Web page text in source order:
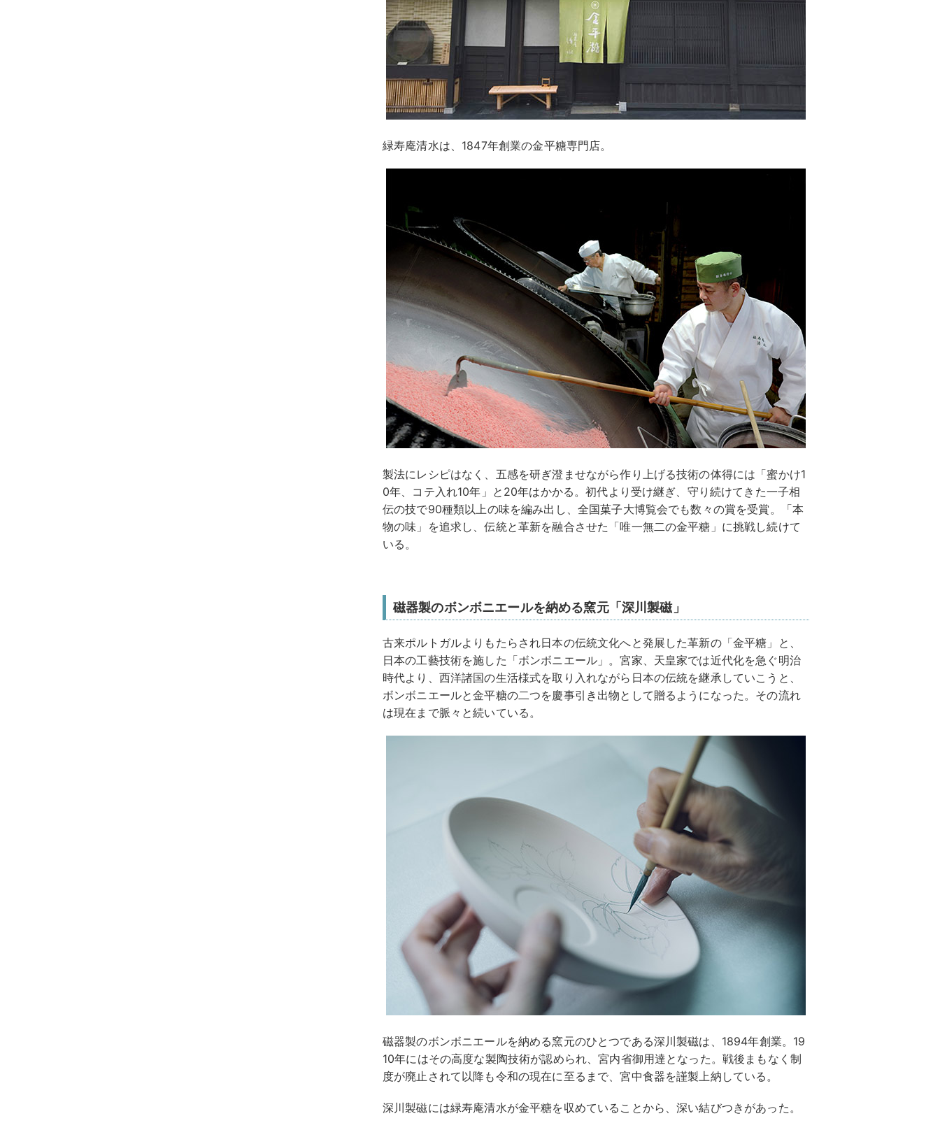
緑寿庵清水は、1847年創業の金平糖専門店。
製法にレシピはなく、五感を研ぎ澄ませながら作り上げる技術の体得には「蜜かけ1
0年、コテ入れ10年」と20年はかかる。初代より受け継ぎ、守り続けてきた一子相
伝の技で90種類以上の味を編み出し、全国菓子大博覧会でも数々の賞を受賞。「本
物の味」を追求し、伝統と革新を融合させた「唯一無二の金平糖」に挑戦し続けて
いる。
磁器製のボンボニエールを納める窯元「深川製磁」
古来ポルトガルよりもたらされ日本の伝統文化へと発展した革新の「金平糖」と、
日本の工藝技術を施した「ボンボニエール」。宮家、天皇家では近代化を急ぐ明治
時代より、西洋諸国の生活様式を取り入れながら日本の伝統を継承していこうと、
ボンボニエールと金平糖の二つを慶事引き出物として贈るようになった。その流れ
は現在まで脈々と続いている。
磁器製のボンボニエールを納める窯元のひとつである深川製磁は、1894年創業。19
10年にはその高度な製陶技術が認められ、宮内省御用達となった。戦後まもなく制
度が廃止されて以降も令和の現在に至るまで、宮中食器を謹製上納している。
深川製磁には緑寿庵清水が金平糖を収めていることから、深い結びつきがあった。